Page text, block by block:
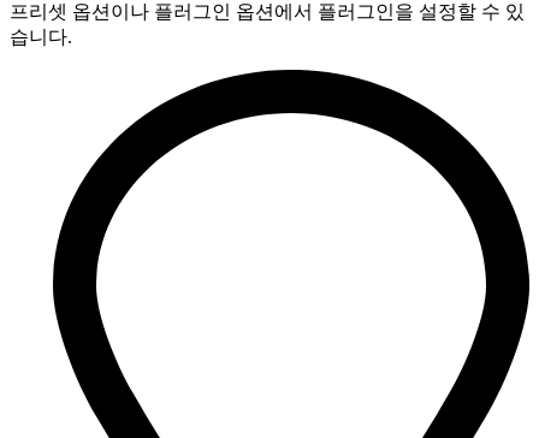
프리셋 옵션이나 플러그인 옵션에서 플러그인을 설정할 수 있
습니다.